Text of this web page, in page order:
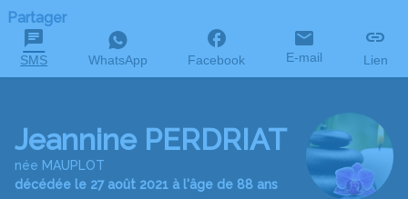
Partager
SMS WhatsApp Facebook E-mail Lien
Jeannine PERDRIAT
née MAUPLOT
décédée le 27 août 2021 à l'âge de 88 ans